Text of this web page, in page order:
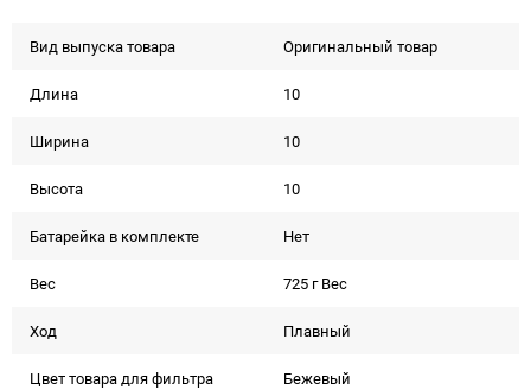
Вид выпуска товара Оригинальный товар
Длина 10
Ширина 10
Высота 10
Батарейка в комплекте Нет
Вес 725 г Вес
Ход Плавный
Цвет товара для фильтра Бежевый